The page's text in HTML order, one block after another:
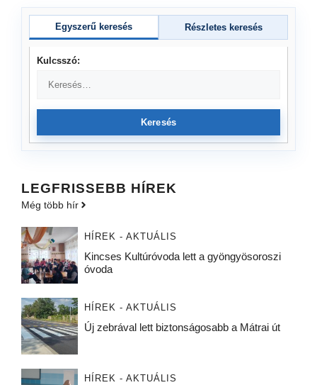
Egyszerű keresés Részletes keresés
Kulcsszó:
Keresés
LEGFRISSEBB HÍREK
Még több hír
HÍREK - AKTUÁLIS
Kincses Kultúróvoda lett a gyöngyösoroszi
óvoda
HÍREK - AKTUÁLIS
Új zebrával lett biztonságosabb a Mátrai út
HÍREK - AKTUÁLIS